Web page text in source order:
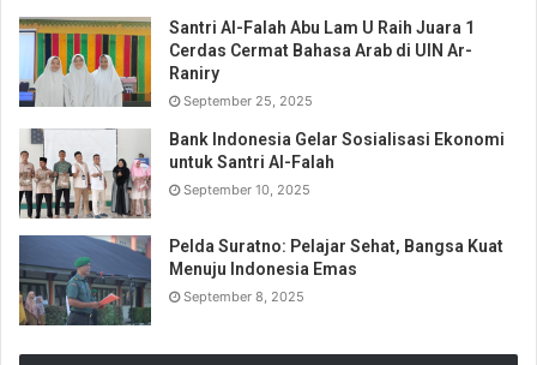
Santri Al-Falah Abu Lam U Raih Juara 1
Cerdas Cermat Bahasa Arab di UIN Ar-
Raniry
September 25, 2025
Bank Indonesia Gelar Sosialisasi Ekonomi
untuk Santri Al-Falah
September 10, 2025
Pelda Suratno: Pelajar Sehat, Bangsa Kuat
Menuju Indonesia Emas
September 8, 2025